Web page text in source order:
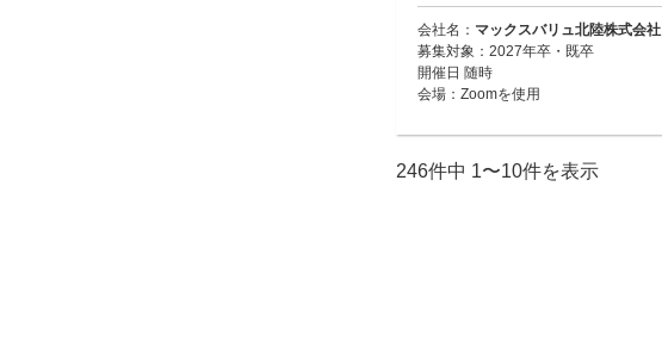
会社名： マックスバリュ北陸株式会社
募集対象：2027年卒・既卒
開催日 随時
会場：Zoomを使用
246件中 1〜10件を表示